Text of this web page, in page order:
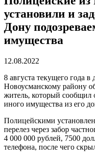
установили и
Дону
имущества
12.08.2022
8 августа текущего года
Новоусманскому району
житель, который
иного имущества из его
Полицейскими
перелез через забор
4 000 000 рублей, 7500
телефона, после чего